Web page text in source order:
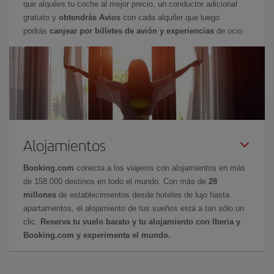
que alquiles tu coche al mejor precio, un conductor adicional
gratuito y obtendrás Avios con cada alquiler que luego
podrás canjear por billetes de avión y experiencias de ocio.
Alojamientos
Booking.com conecta a los viajeros con alojamientos en más
de 158.000 destinos en todo el mundo. Con más de 28
millones de establecimientos desde hoteles de lujo hasta
apartamentos, el alojamiento de tus sueños está a tan sólo un
clic. Reserva tu vuelo barato y tu alojamiento con Iberia y
Booking.com y experimenta el mundo.